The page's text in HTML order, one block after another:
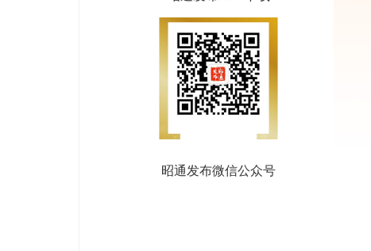
昭通发布微信公众号